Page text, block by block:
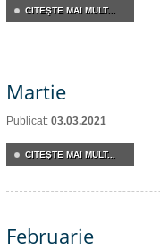
CITEŞTE MAI MULT...
Martie
Publicat: 03.03.2021
CITEŞTE MAI MULT...
Februarie